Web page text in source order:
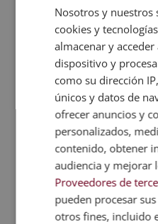
Certificación
Temario
Valoraciones (1)
FAQs
Nosotros y nuestros
cookies y
almacenar y
dispositivo y
como su dirección
únicos y datos de
ofrecer anuncios y
personalizados,
contenido, obtener
audiencia y mejorar
Proveedores de
pueden procesar
otros fines, incluido